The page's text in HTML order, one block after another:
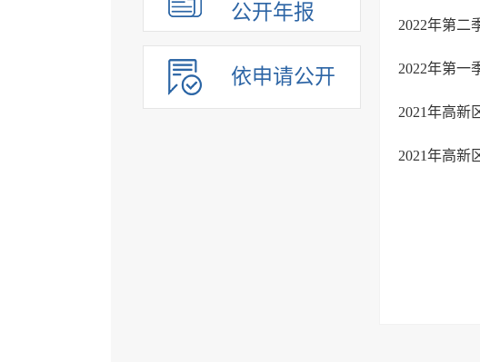
公开年报
依申请公开
2022年第二
2022年第一
2021年高新
2021年高新